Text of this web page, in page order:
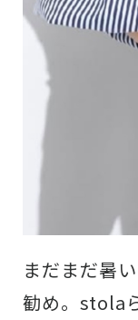
まだまだ暑
勧め。stola